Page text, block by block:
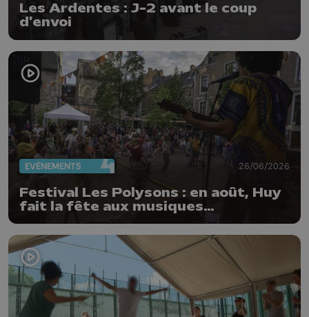
Les Ardentes : J-2 avant le coup
d'envoi
EVÈNEMENTS 26/06/2026
Festival Les Polysons : en août, Huy
fait la fête aux musiques
traditionnelles